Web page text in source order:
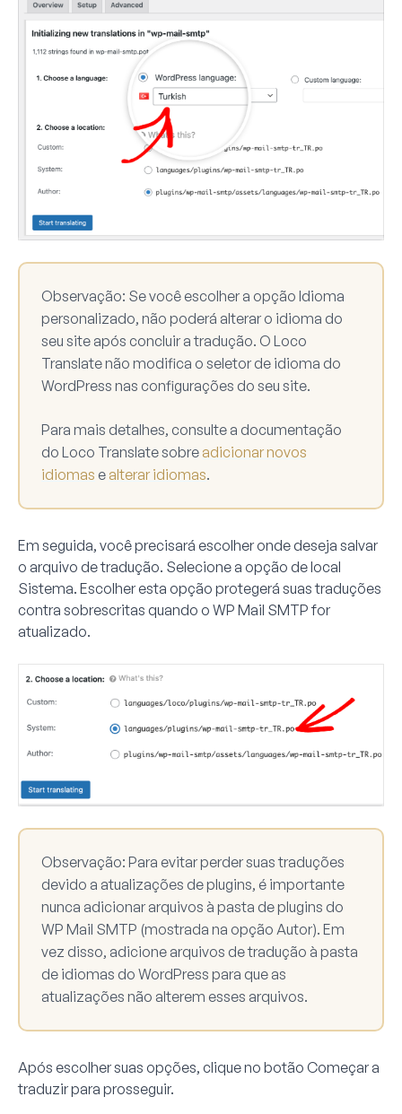
Observação: Se você escolher a opção Idioma
personalizado, não poderá alterar o idioma do
seu site após concluir a tradução. O Loco
Translate não modifica o seletor de idioma do
WordPress nas configurações do seu site.
Para mais detalhes, consulte a documentação
do Loco Translate sobre adicionar novos
idiomas e alterar idiomas.
Em seguida, você precisará escolher onde deseja salvar
o arquivo de tradução. Selecione a opção de local
Sistema. Escolher esta opção protegerá suas traduções
contra sobrescritas quando o WP Mail SMTP for
atualizado.
Observação: Para evitar perder suas traduções
devido a atualizações de plugins, é importante
nunca adicionar arquivos à pasta de plugins do
WP Mail SMTP (mostrada na opção Autor). Em
vez disso, adicione arquivos de tradução à pasta
de idiomas do WordPress para que as
atualizações não alterem esses arquivos.
Após escolher suas opções, clique no botão Começar a
traduzirpara prosseguir.